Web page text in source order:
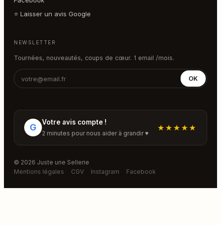
⭐ Laisser un avis Google
NEWSLETTER
Tournées, nouveautés, coups de cœur. 1 email /mois.
OK
G Votre avis compte !
2 minutes pour nous aider à grandir ♥
★★★★★
© 2026 Juste une Sellerie
Mentions légales
CGV Instagram Facebook